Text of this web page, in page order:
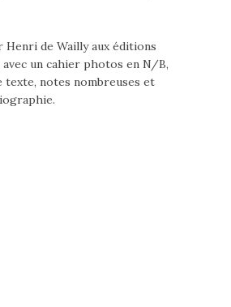
Henri de Wailly aux éditions
un cahier photos en N/B,
texte, notes nombreuses et